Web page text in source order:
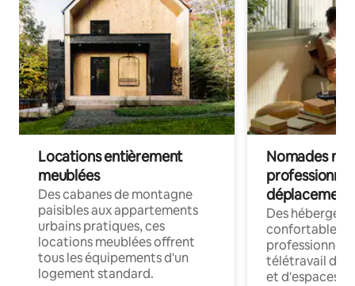
Locations entièrement
meublées
Des cabanes de montagne
paisibles aux appartements
urbains pratiques, ces
locations meublées offrent
tous les équipements d'un
logement standard.
Nomades
déplacement
Des
confortables
professionnels
télétravail
et d'espaces